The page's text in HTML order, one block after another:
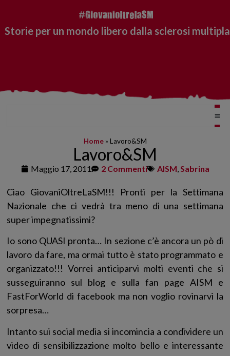
Storie per un mondo libero dalla sclerosi multipla
Home» Lavoro&SM
Lavoro&SM
Maggio 17, 2011 2 Commenti AISM,Sabrina
Ciao GiovaniOltreLaSM!!! Pronti per la Settimana
Nazionale che ci vedrà tra meno di una settimana
super impegnatissimi?
Io sono QUASI pronta… In sezione c’è ancora un pò di
lavoro da fare, ma ormai tutto è stato programmato e
organizzato!!! Vorrei anticiparvi molti eventi che si
susseguiranno sul blog e sulla fan page AISM e
FastForWorld di facebook ma non voglio rovinarvi la
sorpresa…
Intanto sui social media si incomincia a condividere un
video di sensibilizzazione molto bello e interessante